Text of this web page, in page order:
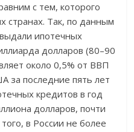
с тем, которого
странах. Так, по данным
ипотечных
долларов (80–90
около 0,5% от ВВП
за последние пять лет
кредитов в год
долларов, почти
в России не более